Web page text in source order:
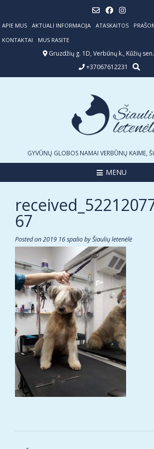
content
APIE MUS AKTUALI INFORMACIJA ATASKAITOS
KONTAKTAI
MUS RASITE
Gruzdžių g. 1D, Verbūnų k., Kūžių
+37067612231
GYVŪNŲ GLOBOS NAMAI VERBŪNŲ KAIME,
MENU
67
Posted on2019 16 spaliobyŠiaulių letenėlė